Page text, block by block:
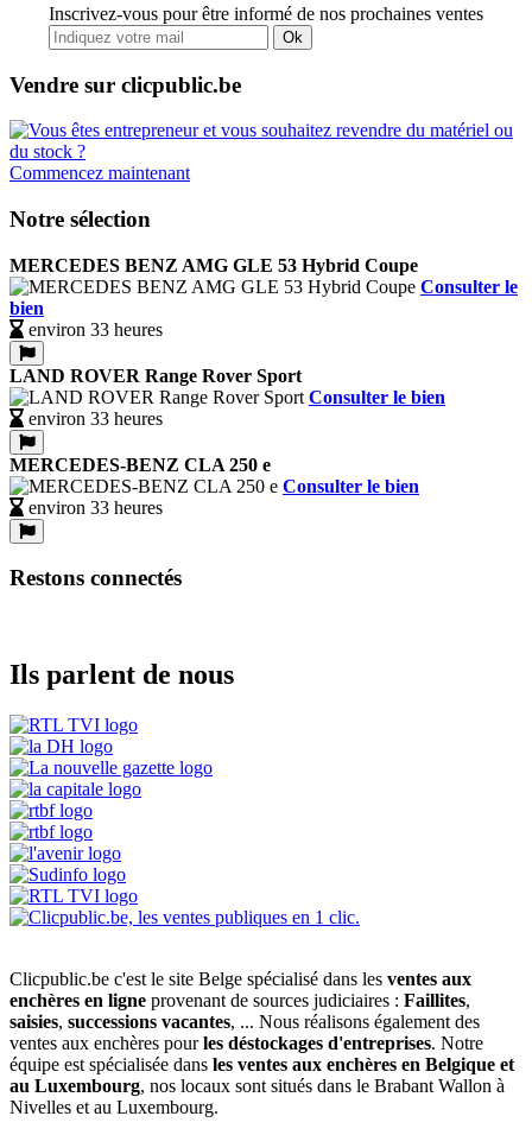
Inscrivez-vous pour être informé de nos prochaines ventes
Ok
Vendre sur clicpublic.be
Commencez maintenant
Notre sélection
MERCEDES BENZ AMG GLE 53 Hybrid Coupe
Consulter le
bien
environ 33 heures
LAND ROVER Range Rover Sport
Consulter le bien
environ 33 heures
MERCEDES-BENZ CLA 250 e
Consulter le bien
environ 33 heures
Restons connectés
Ils parlent de nous
Clicpublic.be c'est le site Belge spécialisé dans les ventes aux
enchères en ligne provenant de sources judiciaires : Faillites,
saisies, successions vacantes, ... Nous réalisons également des
ventes aux enchères pourles déstockages d'entreprises. Notre
équipe est spécialisée dans les ventes aux enchères en Belgique et
au Luxembourg, nos locaux sont situés dans le Brabant Wallon à
Nivelles et au Luxembourg.